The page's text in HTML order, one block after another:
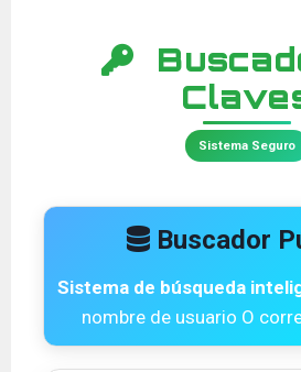
Sistema Seguro
Buscador
Sistema de búsqueda
nombre de usuario O